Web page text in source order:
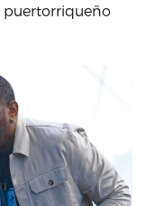
puertorriqueño